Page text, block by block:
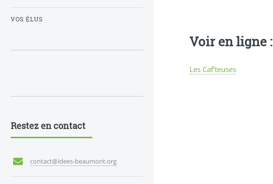
Voir en ligne :
Les Caf’teuses
VOS ÉLUS
Restez en contact
contact@idees-beaumont.org